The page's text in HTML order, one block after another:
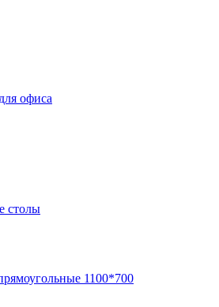
офиса
столы
1100*700